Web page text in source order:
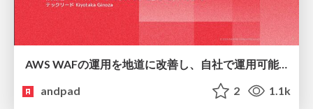
AWS WAFの運用を地道に改善し、自社で運用可能にするプラクティス
andpad
2 1.1k